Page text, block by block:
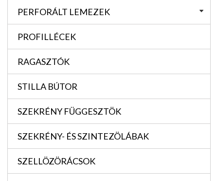
PERFORÁLT LEMEZEK
PROFILLÉCEK
RAGASZTÓK
STILLA BÚTOR
SZEKRÉNY FÜGGESZTÖK
SZEKRÉNY- ÉS SZINTEZÖLÁBAK
SZELLÖZÖRÁCSOK